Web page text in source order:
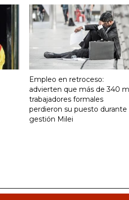
Empleo en retroceso:
advierten que más de 340
trabajadores formales
perdieron su puesto durante
gestión Milei